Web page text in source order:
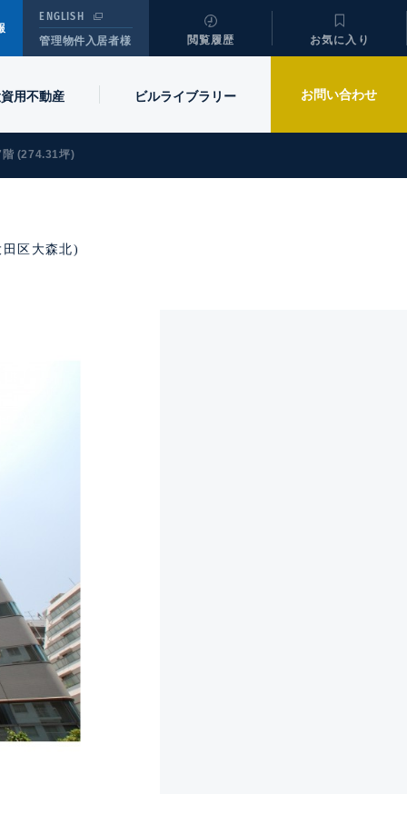
ENGLISH
管理物件入居者様
閲覧履歴 お気に入り
用不動産 ビルライブラリー お問い合わせ
階 (274.31坪)
区大森北)